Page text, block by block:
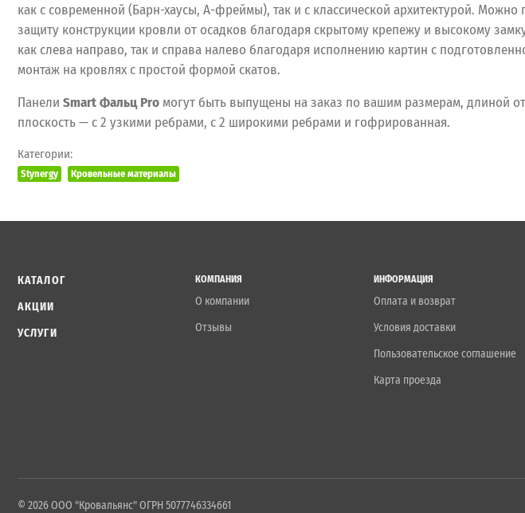
как с современной (Барн-хаусы, А-фреймы), так и с классической архитектурой.
защиту конструкции кровли от осадков благодаря скрытому крепежу и высокому
как слева направо, так и справа налево благодаря исполнению картин с
монтаж на кровлях с простой формой скатов.
Панели Smart Фальц Pro могут быть выпущены на заказ по вашим размерам, длиной от
плоскость — с 2 узкими ребрами, с 2 широкими ребрами и гофрированная.
Категории:
Stynergy Кровельные материалы
КАТАЛОГ
АКЦИИ
УСЛУГИ
КОМПАНИЯ
О компании
Отзывы
ИНФОРМАЦИЯ
Оплата и возврат
Условия доставки
Пользовательское соглашение
Карта проезда
© 2026 ООО "Кровальянс" ОГРН 5077746334661